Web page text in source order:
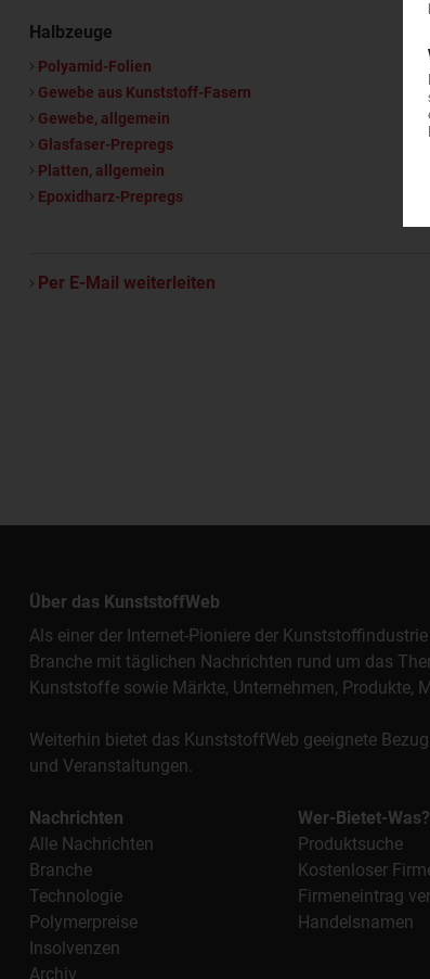
Halbzeuge
Polyamid-Folien
Gewebe aus Kunststoff-Fasern
Gewebe, allgemein
Glasfaser-Prepregs
Platten, allgemein
Epoxidharz-Prepregs
Per E-Mail weiterleiten
Über das KunststoffWeb
Als einer der Internet-Pioniere der
Branche mit täglichen Nachrichten rund um das
Kunststoffe sowie Märkte, Unternehmen, Produkte,
Weiterhin bietet das KunststoffWeb geeignete
und Veranstaltungen.
Nachrichten
Alle Nachrichten
Branche
Technologie
Polymerpreise
Insolvenzen
Archiv
Wer-Bietet-Was?
Produktsuche
Kostenloser
Firmeneintrag
Handelsnamen